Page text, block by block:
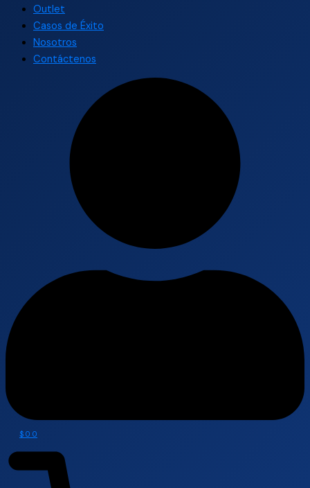
Outlet
Casos de Éxito
Nosotros
Contáctenos
$ 0 0